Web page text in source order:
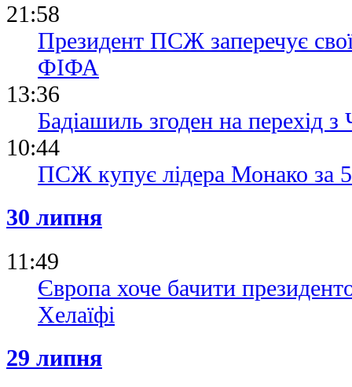
21:58
Президент ПСЖ заперечує свої
ФІФА
13:36
Бадіашиль згоден на перехід з
10:44
ПСЖ купує лідера Монако за
30 липня
11:49
Європа хоче бачити
Хелаїфі
29 липня